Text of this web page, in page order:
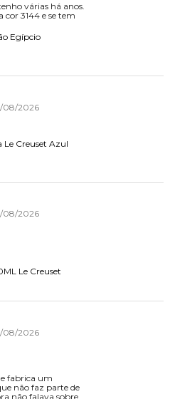
várias há anos.
cor 3144 e se tem
Egípcio
08/2026
Creuset Azul
08/2026
Le Creuset
08/2026
fabrica um
não faz parte de
não falava sobre